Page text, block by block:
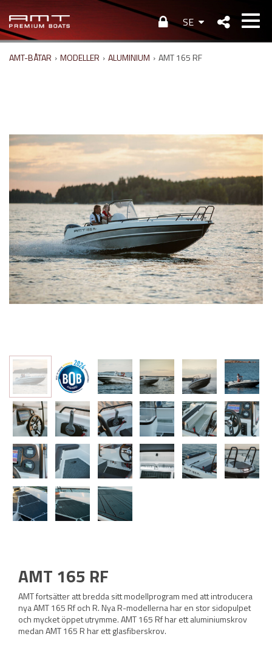
SE
AMT-BÅTAR › MODELLER › ALUMINIUM › AMT 165 RF
AMT 165 RF
AMT fortsätter att bredda sitt modellprogram med att introducera
nya AMT 165 Rf och R. Nya R-modellerna har en stor sidopulpet
och mycket öppet utrymme. AMT 165 Rf har ett aluminiumskrov
medan AMT 165 R har ett glasfiberskrov.